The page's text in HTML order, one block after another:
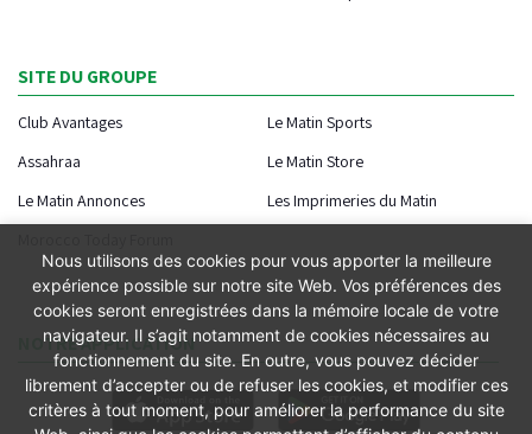
SITE DU GROUPE
Club Avantages
Le Matin Sports
Assahraa
Le Matin Store
Le Matin Annonces
Les Imprimeries du Matin
NOTRE APPLICATION
Nous utilisons des cookies pour vous apporter la meilleure
expérience possible sur notre site Web. Vos préférences des
cookies seront enregistrées dans la mémoire locale de votre
navigateur. Il s’agit notamment de cookies nécessaires au
fonctionnement du site. En outre, vous pouvez décider
librement d’accepter ou de refuser les cookies, et modifier ces
critères à tout moment, pour améliorer la performance du site